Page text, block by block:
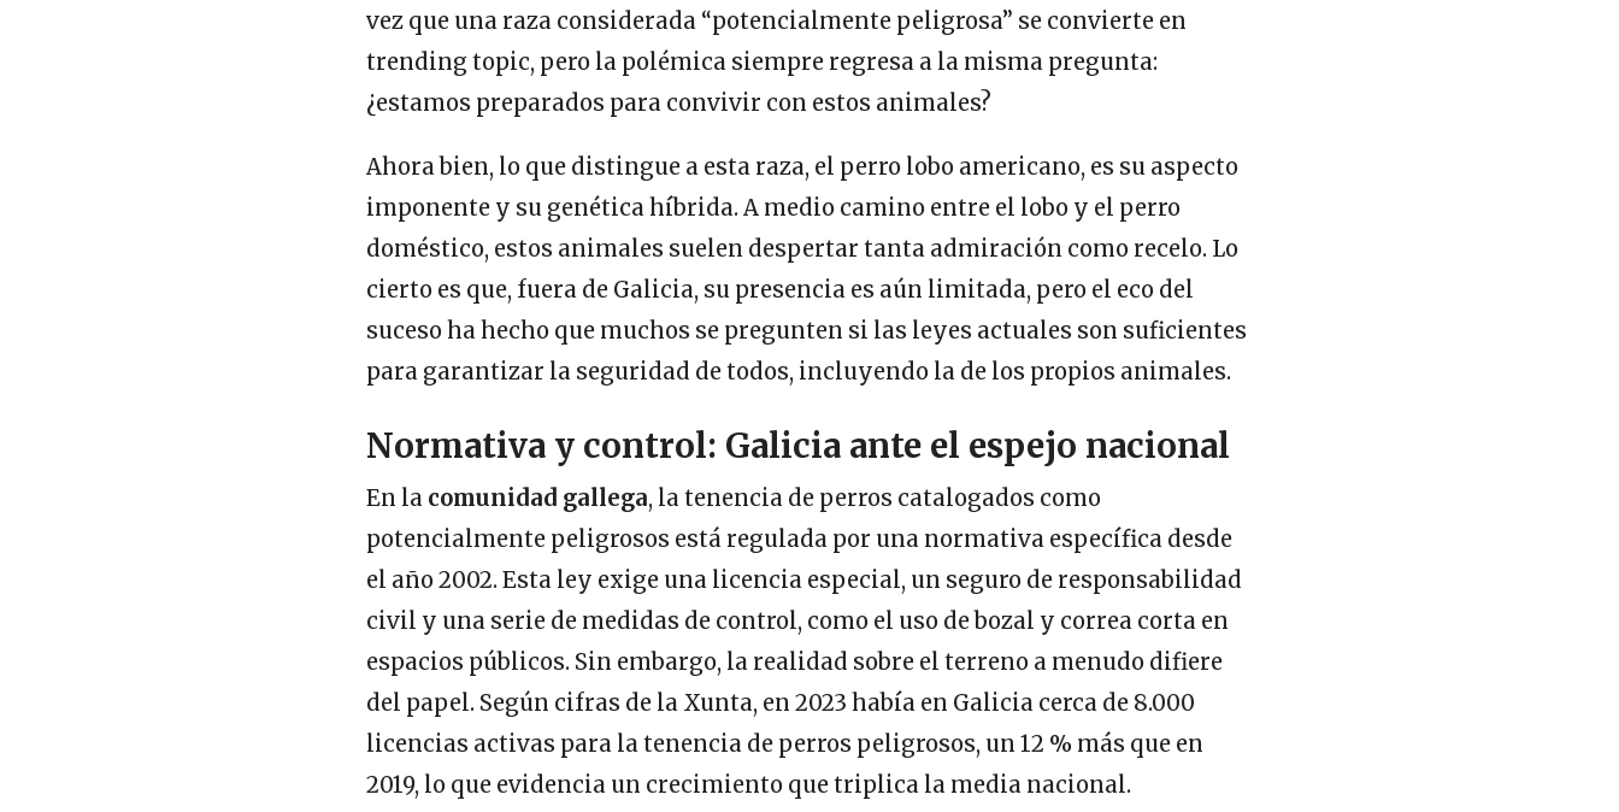
vez que una raza considerada “potencialmente peligrosa” se convierte en
trending topic, pero la polémica siempre regresa a la misma pregunta:
¿estamos preparados para convivir con estos animales?
Ahora bien, lo que distingue a esta raza, el perro lobo americano, es su aspecto
imponente y su genética híbrida. A medio camino entre el lobo y el perro
doméstico, estos animales suelen despertar tanta admiración como recelo. Lo
cierto es que, fuera de Galicia, su presencia es aún limitada, pero el eco del
suceso ha hecho que muchos se pregunten si las leyes actuales son suficientes
para garantizar la seguridad de todos, incluyendo la de los propios animales.
Normativa y control: Galicia ante el espejo nacional
En la comunidad gallega, la tenencia de perros catalogados como
potencialmente peligrosos está regulada por una normativa específica desde
el año 2002. Esta ley exige una licencia especial, un seguro de responsabilidad
civil y una serie de medidas de control, como el uso de bozal y correa corta en
espacios públicos. Sin embargo, la realidad sobre el terreno a menudo difiere
del papel. Según cifras de la Xunta, en 2023 había en Galicia cerca de 8.000
licencias activas para la tenencia de perros peligrosos, un 12 % más que en
2019, lo que evidencia un crecimiento que triplica la media nacional.